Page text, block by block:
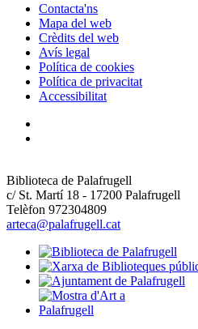
Contacta'ns
Mapa del web
Crèdits del web
Avís legal
Política de cookies
Política de privacitat
Accessibilitat
Biblioteca de Palafrugell
c/ St. Martí 18 - 17200 Palafrugell
Telèfon 972304809
arteca@palafrugell.cat